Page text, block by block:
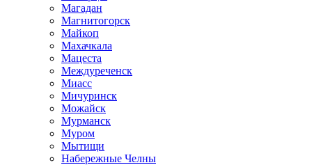
Магадан
Магнитогорск
Майкоп
Махачкала
Мацеста
Междуреченск
Миасс
Мичуринск
Можайск
Мурманск
Муром
Мытищи
Набережные Челны